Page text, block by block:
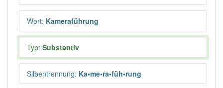
Wort: Kameraführung
Typ: Substantiv
Silbentrennung: Ka•me•ra•füh•rung